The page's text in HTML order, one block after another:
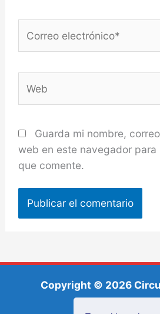
electrónico*
Guarda mi nombre,
web en este navegador para
que comente.
Copyright © 2026